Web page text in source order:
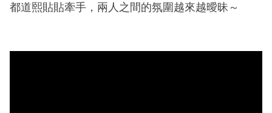
都道熙貼貼牽手，兩人之間的氛圍越來越曖昧～